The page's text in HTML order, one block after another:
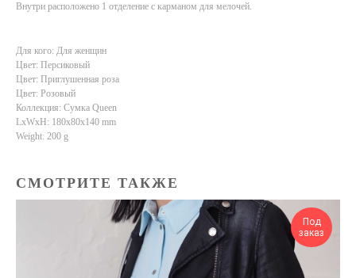
Внутри расположено 1 отделение с карманом для мелочей.
Для кого: Для женщин
Цвет: Персиковый
Цвет: Приглушенная роза
Цвет: Розовый
Коллекция: Сумка Queen
LxWxH: 180x80x140 mm
Weight: 200 g
СМОТРИТЕ ТАКЖЕ
Под
заказ